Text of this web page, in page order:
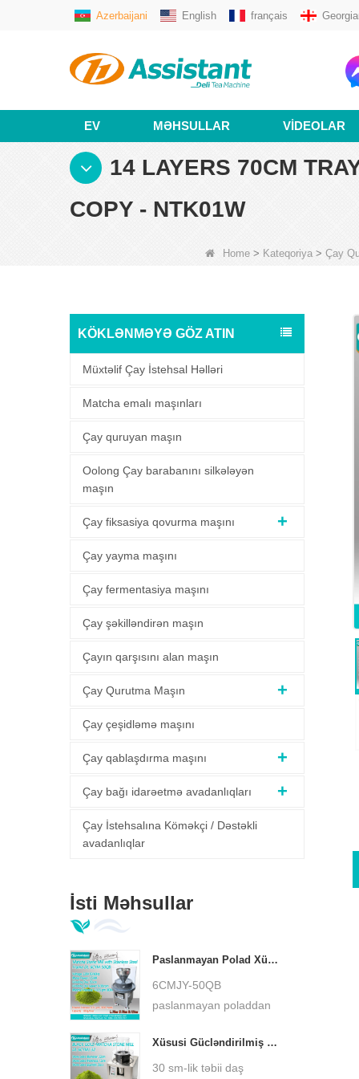
Azerbaijani English français
EV MƏHSULLAR VIDEOLAR
14 LAYERS 70CM
COPY - NTK01W
Home > Kateqoriya > Çay
KÖKLƏNMƏYƏ GÖZ ATIN
Müxtəlif Çay İstehsal Həlləri
Matcha emalı maşınları
Çay quruyan maşın
Oolong Çay barabanını silkələyən
maşın
Çay fiksasiya qovurma maşını
Çay yayma maşını
Çay fermentasiya maşını
Çay şəkilləndirən maşın
Çayın qarşısını alan maşın
Çay Qurutma Maşın
Çay çeşidləmə maşını
Çay qablaşdırma maşını
Çay bağı idarəetmə avadanlıqları
Çay İstehsalına Köməkçi / Dəstəkli
avadanlıqlar
İsti Məhsullar
Paslanmayan Polad Xüsusi Baza Matcha Yaşıl Daş Dəyirmanı Aşağı Temperaturlu Ultra İncə Matcha Taşlayıcı DL-6CYMJ-50QB
6CMJY-50QB
paslanmayan poladdan
matcha yaşıl daş
dəyirmanı, təbii qranit
Xüsusi Gücləndirilmiş Kiçik Matcha Daş Dəyirmanı 30 sm Daş Boşqab Ultra İncə Matcha Taşlayıcı DL-6CYMJ-32M
30 sm-lik təbii daş